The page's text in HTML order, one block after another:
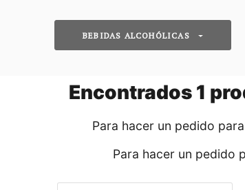
BEBIDAS ALCOHÓLICAS
Encontrados 1
Para hacer un pedido
Para hacer un pedido